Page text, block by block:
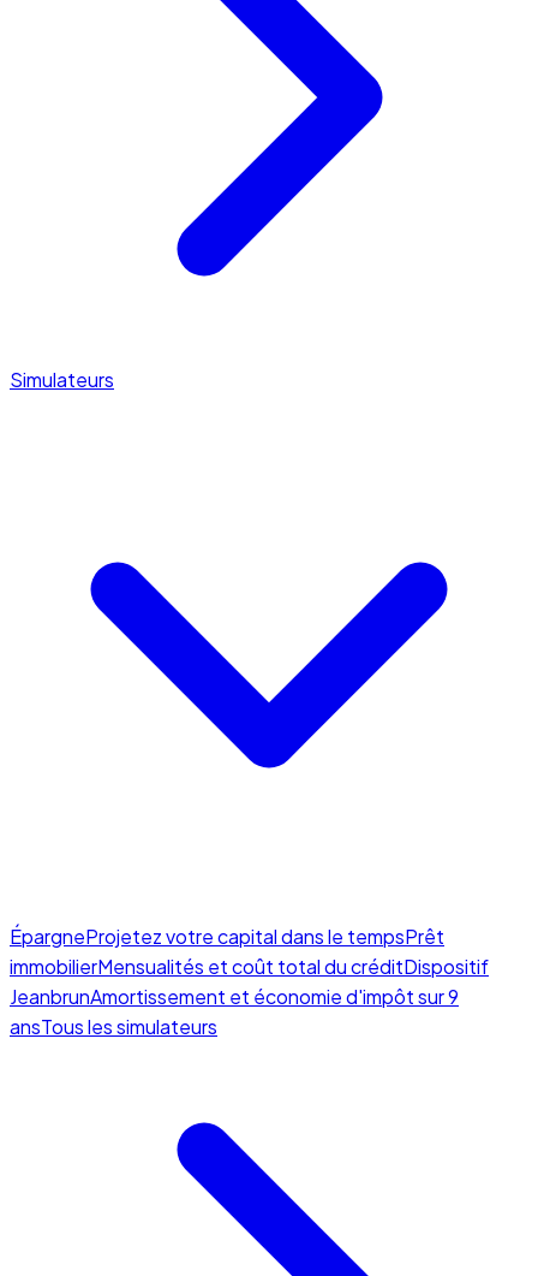
Simulateurs
ÉpargneProjetez votre capital dans le tempsPrêt
immobilierMensualités et coût total du créditDispositif
JeanbrunAmortissement et économie d'impôt sur 9
ansTous les simulateurs